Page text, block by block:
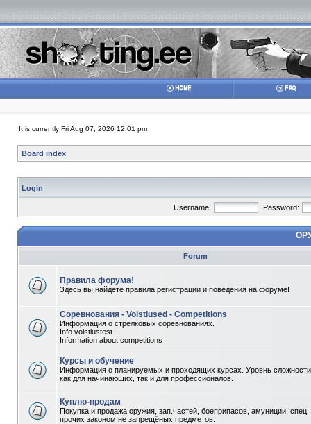
It is currently Fri Aug 07, 2026 12:01 pm
Board index
Login
Username: Password:
Forum
Правила форума!
Здесь вы найдете правила регистрации и поведения на форуме!
Соревнования - Voistlused - Competitions
Информация о стрелковых соревнованиях.
Info voistlustest.
Information about competitions
Курсы и обучение
Информация о планируемых и проходящих курсах. Уровнь
как для начинающих, так и для профессионалов.
Куплю-продам
Покупка и продажа оружия, зап.частей, боеприпасов, амуниции, спец.
прочих законом не запрещёных предметов.